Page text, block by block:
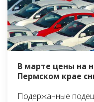
В марте цены на
Пермском крае
Подержанные